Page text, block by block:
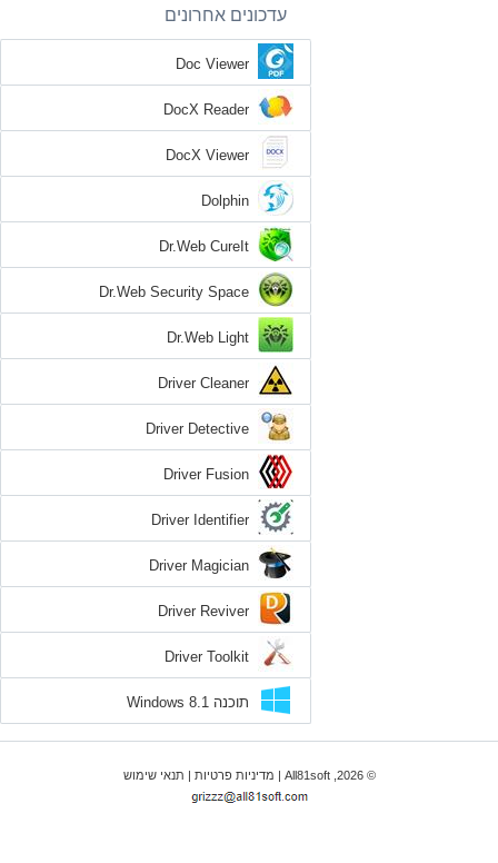
עדכונים אחרונים
Doc Viewer
DocX Reader
DocX Viewer
Dolphin
Dr.Web CureIt
Dr.Web Security Space
Dr.Web Light
Driver Cleaner
Driver Detective
Driver Fusion
Driver Identifier
Driver Magician
Driver Reviver
Driver Toolkit
תוכנה Windows 8.1
© 2026, All81soft | מדיניות פרטיות|תנאי שימוש